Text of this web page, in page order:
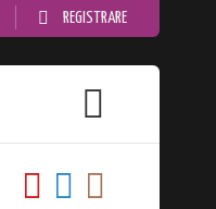
REGISTRARE